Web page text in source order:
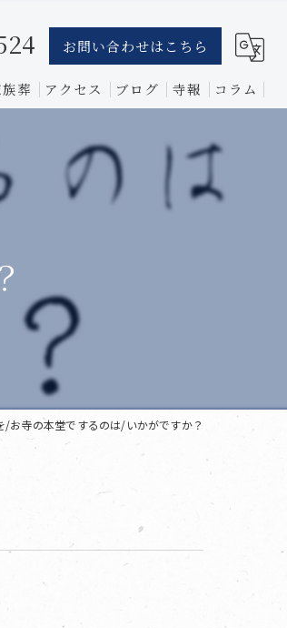
お問い合わせはこちら
葬 アクセス ブログ 寺報 コラム
/お寺の本堂でするのは/いかがですか？